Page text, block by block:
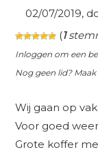
02/07/2019,
(1
Inloggen om een
Nog geen lid?
Wij gaan op
Voor goed
Grote koffer